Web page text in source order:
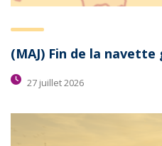
(MAJ) Fin de la
27 juillet 2026